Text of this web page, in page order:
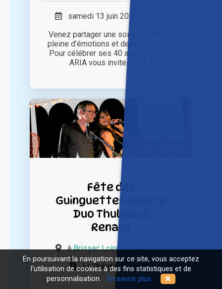
samedi 13 juin 2026 à 20h00
Venez partager une soirée musicale
pleine d’émotions et de convivialité !
Pour célébrer ses 40 ans, la chorale
ARIA vous invite à un [...]
Fête des
Guinguettes avec le
Duo Thuleau &
Renard
àBrissac Loire Aubance (49)
La Guinguette à Jojo
En poursuivant la navigation sur ce site, vous acceptez
l'utilisation de cookies à des fins statistiques et de
personnalisation.
En savoir plus